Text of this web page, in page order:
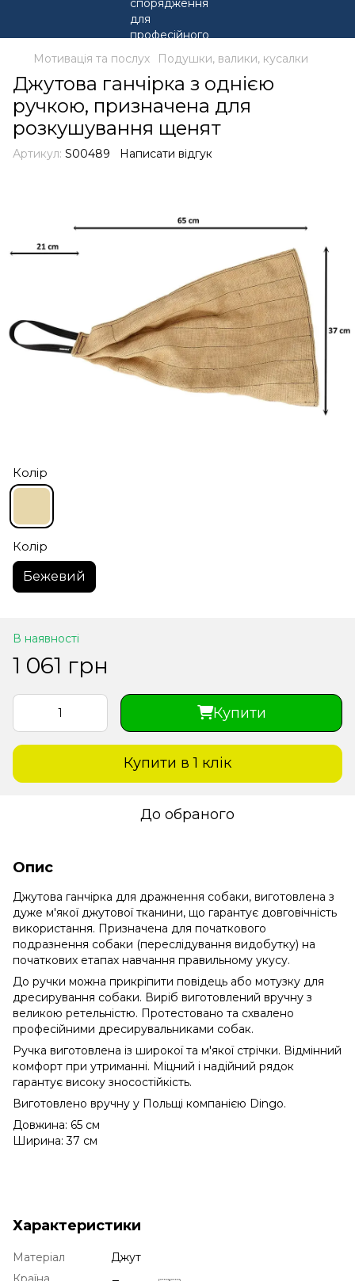
Мотивація та послух Подушки, валики, кусалки
Джутова ганчірка з однією
ручкою, призначена для
розкушування щенят
Артикул: S00489 Написати відгук
Колір
Колір
Бежевий
В наявності
1 061 грн
Купити
Купити в 1 клiк
До обраного
Опис
Джутова ганчірка для дражнення собаки, виготовлена ​​з
дуже м'якої джутової тканини, що гарантує довговічність
використання. Призначена для початкового
подразнення собаки (переслідування видобутку) на
початкових етапах навчання правильному укусу.
До ручки можна прикріпити повідець або мотузку для
дресирування собаки. Виріб виготовлений вручну з
великою ретельністю. Протестовано та схвалено
професійними дресирувальниками собак.
Ручка виготовлена ​​із широкої та м'якої стрічки. Відмінний
комфорт при утриманні. Міцний і надійний рядок
гарантує високу зносостійкість.
Виготовлено вручну у Польщі компанією Dingo.
Довжина: 65 см
Ширина: 37 см
Характеристики
Матеріал
Джут